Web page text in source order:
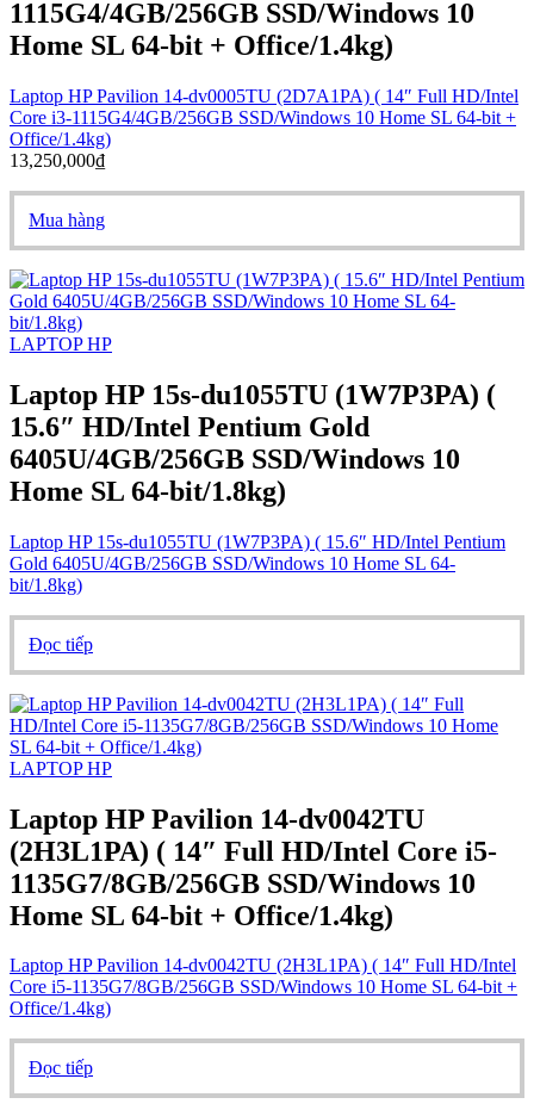
1115G4/4GB/256GB SSD/Windows 10
Home SL 64-bit + Office/1.4kg)
Laptop HP Pavilion 14-dv0005TU (2D7A1PA) ( 14″ Full HD/Intel
Core i3-1115G4/4GB/256GB SSD/Windows 10 Home SL 64-bit +
Office/1.4kg)
13,250,000₫
Mua hàng
LAPTOP HP
Laptop HP 15s-du1055TU (1W7P3PA) (
15.6″ HD/Intel Pentium Gold
6405U/4GB/256GB SSD/Windows 10
Home SL 64-bit/1.8kg)
Laptop HP 15s-du1055TU (1W7P3PA) ( 15.6″ HD/Intel Pentium
Gold 6405U/4GB/256GB SSD/Windows 10 Home SL 64-
bit/1.8kg)
Đọc tiếp
LAPTOP HP
Laptop HP Pavilion 14-dv0042TU
(2H3L1PA) ( 14″ Full HD/Intel Core i5-
1135G7/8GB/256GB SSD/Windows 10
Home SL 64-bit + Office/1.4kg)
Laptop HP Pavilion 14-dv0042TU (2H3L1PA) ( 14″ Full HD/Intel
Core i5-1135G7/8GB/256GB SSD/Windows 10 Home SL 64-bit +
Office/1.4kg)
Đọc tiếp